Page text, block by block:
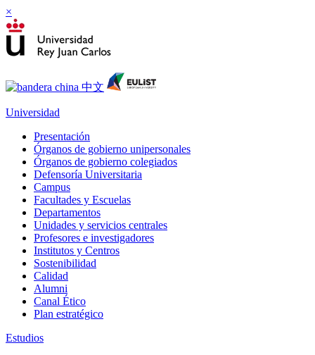
×
Universidad
Presentación
Órganos de gobierno unipersonales
Órganos de gobierno colegiados
Defensoría Universitaria
Campus
Facultades y Escuelas
Departamentos
Unidades y servicios centrales
Profesores e investigadores
Institutos y Centros
Sostenibilidad
Calidad
Alumni
Canal Ético
Plan estratégico
Estudios